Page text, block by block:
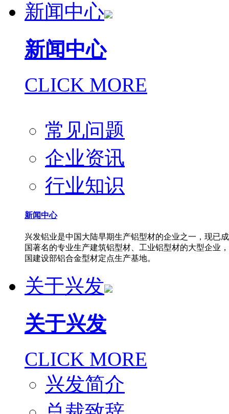
新闻中心
新闻中心
CLICK MORE
常见问题
企业资讯
行业知识
新闻中心
兴发铝业是中国大陆早期生产铝型材的企业之一，现已
国著名的专业生产建筑铝型材、工业铝型材的大型企业
国建设部铝合金型材定点生产基地。
关于兴发
关于兴发
CLICK MORE
兴发简介